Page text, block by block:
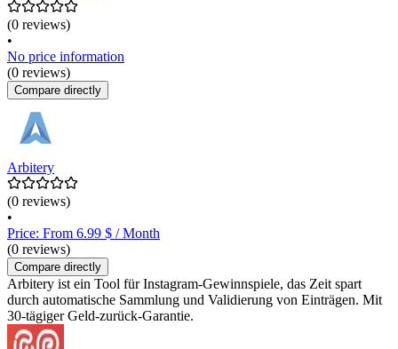
(0 reviews)
•
No price information
(0 reviews)
Compare directly
Arbitery
(0 reviews)
•
Price: From 6.99 $ / Month
(0 reviews)
Compare directly
Arbitery ist ein Tool für Instagram-Gewinnspiele, das Zeit spart
durch automatische Sammlung und Validierung von Einträgen. Mit
30-tägiger Geld-zurück-Garantie.